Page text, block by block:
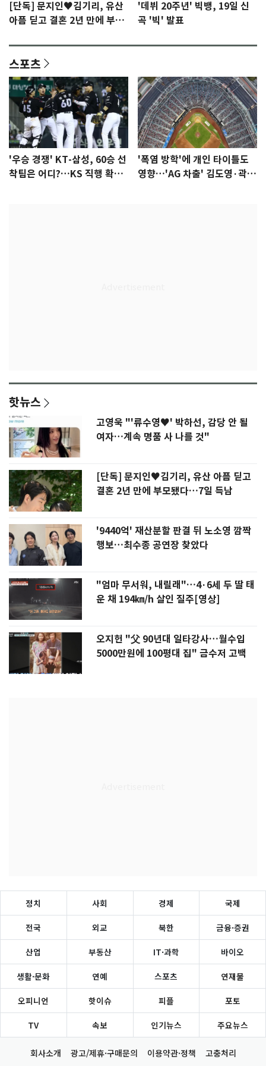
[단독] 문지인♥김기리, 유산
아픔 딛고 결혼 2년 만에 부모
'데뷔 20주년' 빅뱅, 19일 신
곡 '빅' 발표
스포츠
'우승 경쟁' KT-삼성, 60승 선
착팀은 어디?…KS 직행 확률
'폭염 방학'에 개인 타이틀도
영향…'AG 차출' 김도영·곽빈
핫뉴스
고영욱 "'류수영♥' 박하선, 감당 안 될
여자…계속 명품 사 나를 것"
[단독] 문지인♥김기리, 유산 아픔 딛고
결혼 2년 만에 부모됐다…7일 득남
'9440억' 재산분할 판결 뒤 노소영 깜짝
행보…최수종 공연장 찾았다
"엄마 무서워, 내릴래"…4·6세 두 딸 태
운 채 194㎞/h 살인 질주[영상]
오지헌 "父 90년대 일타강사…월수입
5000만원에 100평대 집" 금수저 고백
정치 사회 경제 국제
전국 외교 북한 금융·증권
산업 부동산 IT·과학 바이오
생활·문화 연예 스포츠 연재물
오피니언 핫이슈 피플 포토
TV 속보 인기뉴스 주요뉴스
회사소개 광고/제휴·구매문의 이용약관·정책 고충처리